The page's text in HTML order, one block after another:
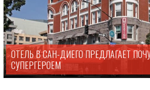
ОТЕЛЬ В САН-ДИЕГО ПРЕДЛАГАЕТ
СУПЕРГЕРОЕМ